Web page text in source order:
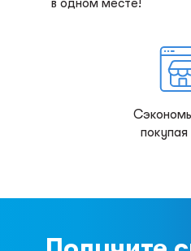
в одном месте!
покупая